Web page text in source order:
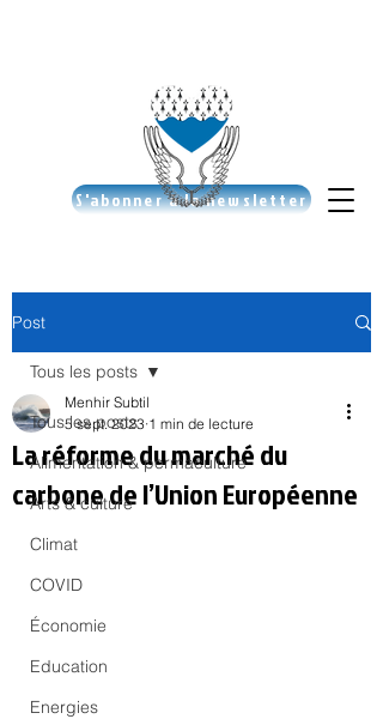
S'abonner à la newsletter
Post
Tous les posts
Alimentation & permaculture
Arts & culture
Climat
COVID
Économie
Education
Energies
Tous les posts
La réforme du marché du
carbone de l’Union Européenne
Menhir Subtil
5 sept. 2023 1 min de lecture